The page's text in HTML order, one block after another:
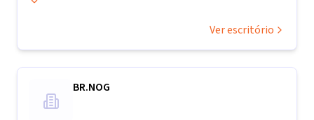
Ver escritório
BR.NOG